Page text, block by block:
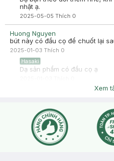
nhật ạ.
2025-05-05 Thích 0
Huong Nguyen
bút này có đầu cọ để chuốt lại
2025-01-03 Thích 0
Hasaki
Dạ sản phẩm có đầu cọ ạ
Xem